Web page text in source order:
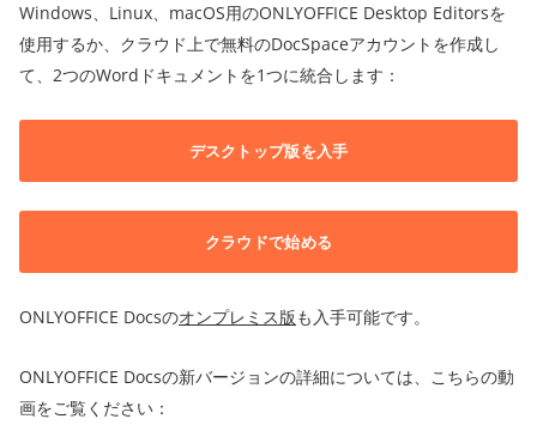
Windows、Linux、macOS用のONLYOFFICE Desktop Editorsを
使用するか、クラウド上で無料のDocSpaceアカウントを作成し
て、2つのWordドキュメントを1つに統合します：
デスクトップ版を入手
クラウドで始める
ONLYOFFICE Docsのオンプレミス版も入手可能です。
ONLYOFFICE Docsの新バージョンの詳細については、こちらの動
画をご覧ください：